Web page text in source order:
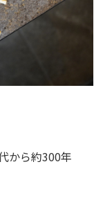
から約300年